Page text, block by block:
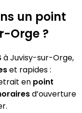
un point
Orge ?
à Juvisy-sur-Orge,
et rapides :
en point
d’ouverture